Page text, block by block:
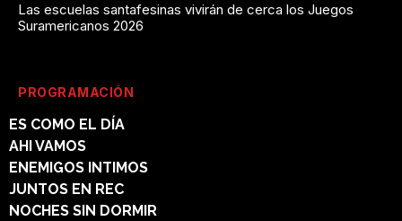
Las escuelas santafesinas vivirán de cerca los Juegos
Suramericanos 2026
PROGRAMACIÓN
ES COMO EL DÍA
AHI VAMOS
ENEMIGOS INTIMOS
JUNTOS EN REC
NOCHES SIN DORMIR